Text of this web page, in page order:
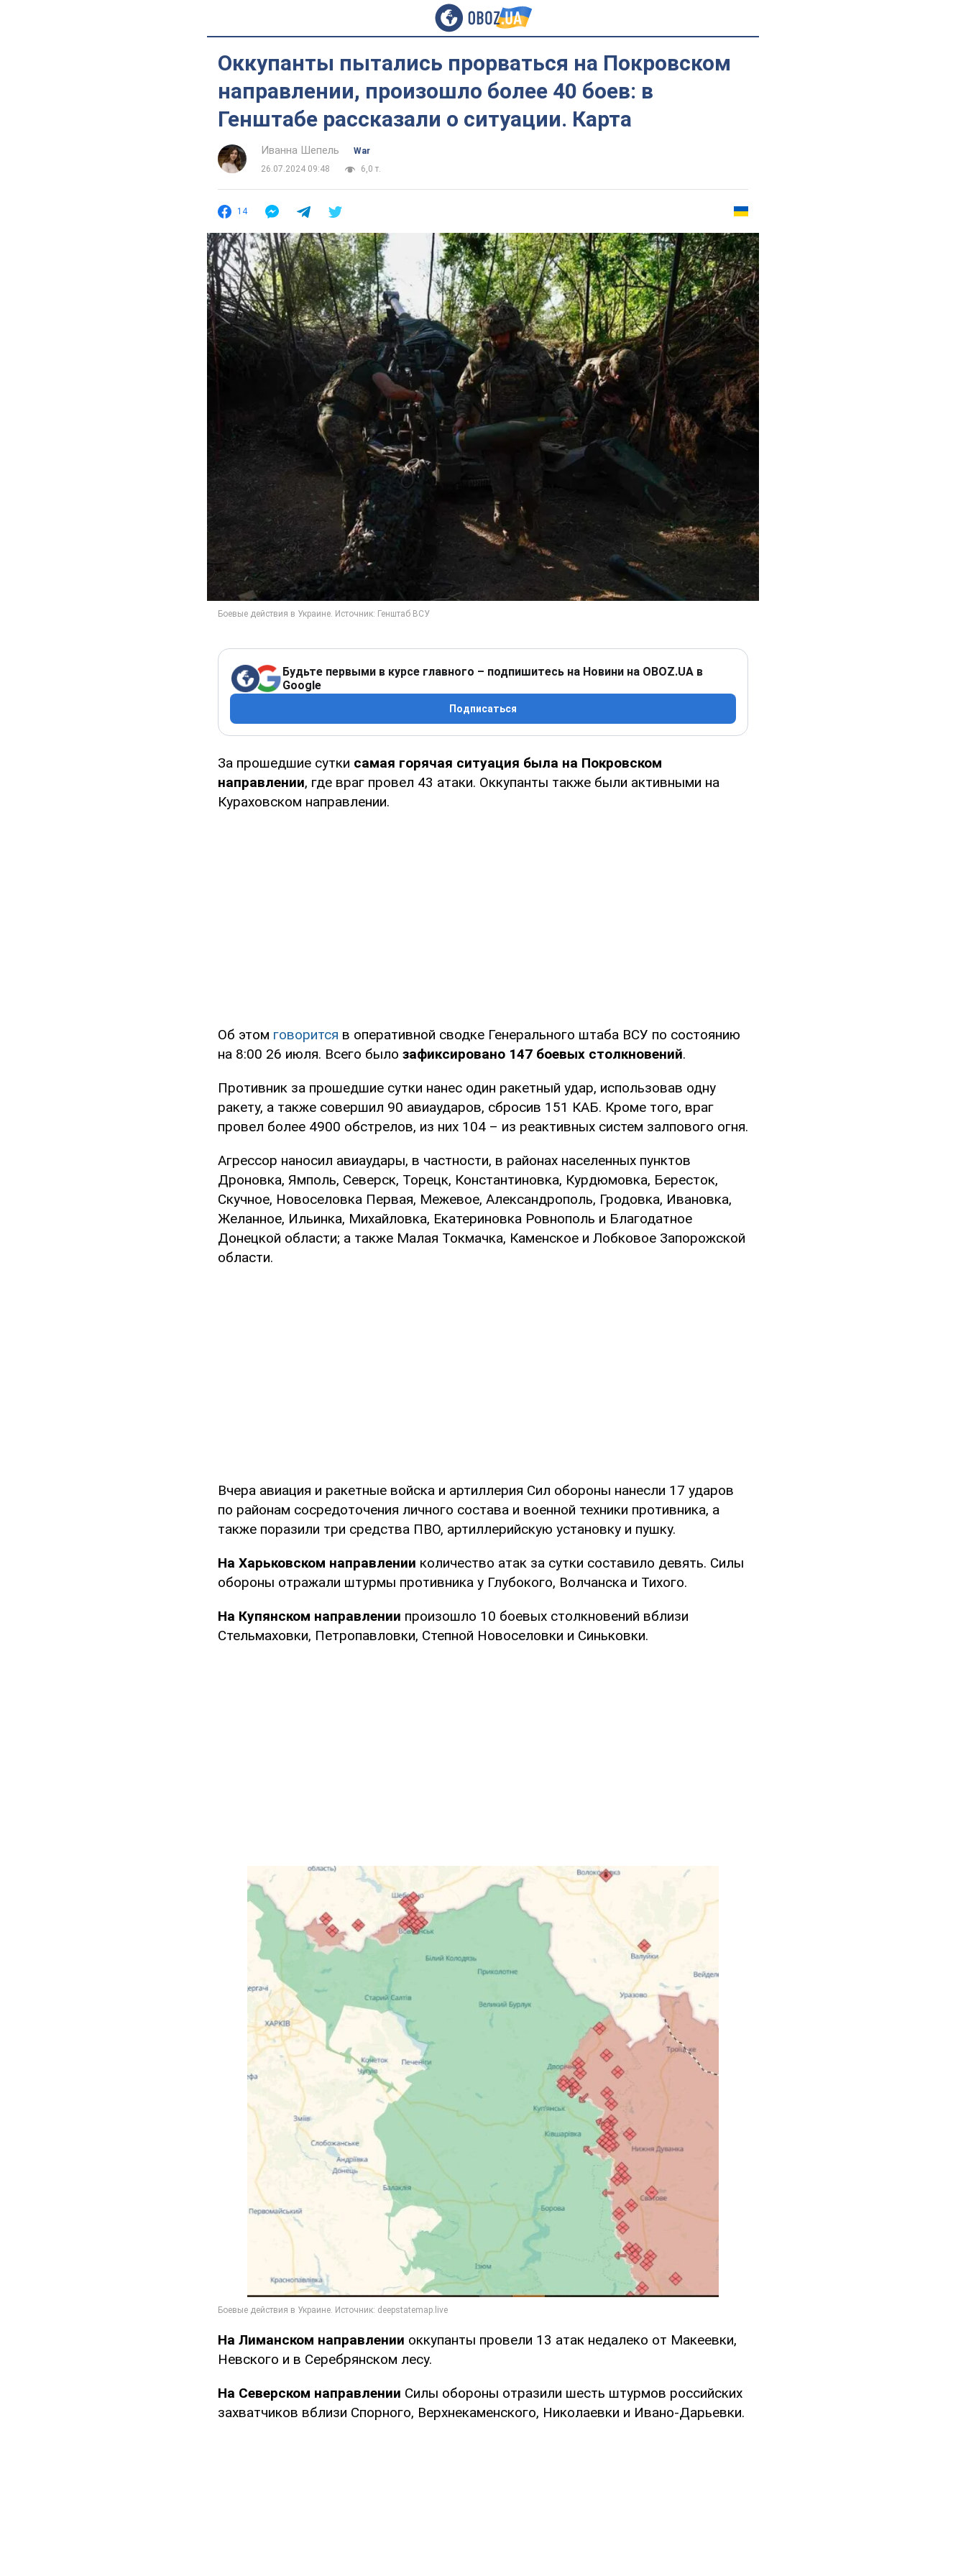
Оккупанты пытались прорваться на Покровском
направлении, произошло более 40 боев: в
Генштабе рассказали о ситуации. Карта
Иванна Шепель
War
26.07.2024 09:48
6,0 т.
14
Будьте первыми в курсе главного – подпишитесь на Новини на OBOZ.UA в
Google
Подписаться
За прошедшие сутки самая горячая ситуация была на Покровском
направлении, где враг провел 43 атаки. Оккупанты также были активными на
Кураховском направлении.
Об этом говорится в оперативной сводке Генерального штаба ВСУ по состоянию
на 8:00 26 июля. Всего было зафиксировано 147 боевых столкновений.
Противник за прошедшие сутки нанес один ракетный удар, использовав одну
ракету, а также совершил 90 авиаударов, сбросив 151 КАБ. Кроме того, враг
провел более 4900 обстрелов, из них 104 – из реактивных систем залпового огня.
Агрессор наносил авиаудары, в частности, в районах населенных пунктов
Дроновка, Ямполь, Северск, Торецк, Константиновка, Курдюмовка, Бересток,
Скучное, Новоселовка Первая, Межевое, Александрополь, Гродовка, Ивановка,
Желанное, Ильинка, Михайловка, Екатериновка Ровнополь и Благодатное
Донецкой области; а также Малая Токмачка, Каменское и Лобковое Запорожской
области.
Вчера авиация и ракетные войска и артиллерия Сил обороны нанесли 17 ударов
по районам сосредоточения личного состава и военной техники противника, а
также поразили три средства ПВО, артиллерийскую установку и пушку.
На Харьковском направлении количество атак за сутки составило девять. Силы
обороны отражали штурмы противника у Глубокого, Волчанска и Тихого.
На Купянском направлении произошло 10 боевых столкновений вблизи
Стельмаховки, Петропавловки, Степной Новоселовки и Синьковки.
На Лиманском направлении оккупанты провели 13 атак недалеко от Макеевки,
Невского и в Серебрянском лесу.
На Северском направлении Силы обороны отразили шесть штурмов российских
захватчиков вблизи Спорного, Верхнекаменского, Николаевки и Ивано-Дарьевки.